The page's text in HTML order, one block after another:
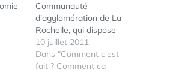
Communauté
d’agglomération de La
Rochelle, qui dispose
sur son portail Internet
d’un centre de
ressources en ligne très
10 juillet 2011
Dans "Comment c'est
fait ? Comment ca